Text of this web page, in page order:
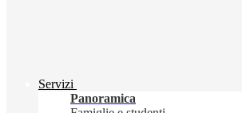
Servizi
Panoramica